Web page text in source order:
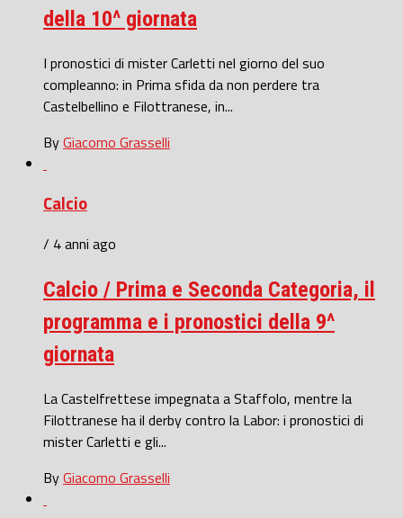
della 10^ giornata
I pronostici di mister Carletti nel giorno del suo
compleanno: in Prima sfida da non perdere tra
Castelbellino e Filottranese, in...
ByGiacomo Grasselli
Calcio
/ 4 anni ago
Calcio / Prima e Seconda Categoria, il
programma e i pronostici della 9^
giornata
La Castelfrettese impegnata a Staffolo, mentre la
Filottranese ha il derby contro la Labor: i pronostici di
mister Carletti e gli...
ByGiacomo Grasselli